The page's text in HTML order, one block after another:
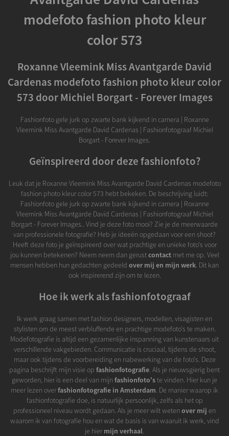
modefoto fashion photo kleur
color 573
Roxanne Vleemink Miss Avantgarde David
Cardenas modefoto fashion photo kleur color
573 door Michiel Borgart - Forever Images
Fashionfoto gele jurk op zwarte bank kijkend in camera | Roxanne
Vleemink Miss Avantgarde David Cardenas | Fashionfotograaf Michiel
Borgart - Forever Images.
Geïnspireerd door deze fashionfoto?
Leuk dat je Roxanne Vleemink Miss Avantgarde David Cardenas modefoto
fashion photo kleur color 573 hebt bekeken. De beschrijving luidt:
Fashionfoto gele jurk op zwarte bank kijkend in camera | Roxanne
Vleemink Miss Avantgarde David Cardenas | Fashionfotograaf Michiel
Borgart - Forever Images.. Vind je deze foto mooi? Zie je de meerwaarde
van professionele fotografie? Heb je ideeën opgedaan voor een shoot?
Heeft deze foto je geïnspireerd over wat prachtige en unieke foto's voor
jou kunnen betekenen? Neem neem dan gerustcontactmet me op. Veel
mensen hebben hun gedachten gedeeld over mij en mijn werk. Dit kan
ook inspirerend zijn om te lezen.
Hoe ik werk als fashionfotograaf
Ik werk graag samen met fashion designers, modellen, visagisten en
stylisten om de meest verbluffende en prachtige modefoto's te maken.
Modefotografie is altijd een gezamenlijke inspanning van kunstenaars uit
verschillende vakgebieden. Communicatie is cruciaal, tijdens de shoot,
maar ook tijdens de voorbereiding en nabewerking van de foto's. Deze
pagina beschrijft mijn visie op fashionfotografie . Als je nieuwsgierig bent
geworden, hier is een deel van mijnfashionfoto'ste vinden. Hier kun je
meer lezen overfashionfotografie in Amsterdam . De manier waarop ik
fashionfotografie doe, is natuurlijk persoonlijk, zelfs als het op
professioneel niveau wordt gedaan. Als je meer wilt wetenover mij en
waarom ik van fotografie hou en wat de basis is van waaruit ik werk, vind
je hiermijn verhaal